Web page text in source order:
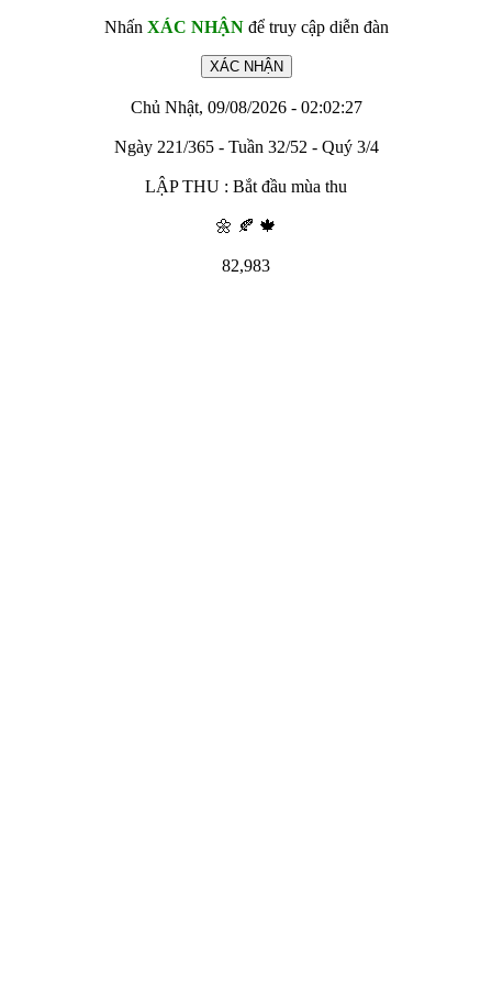
Nhấn XÁC NHẬNđể truy cập diễn đàn
Chủ Nhật, 09/08/2026 - 02:02:27
Ngày 221/365 - Tuần 32/52 - Quý 3/4
LẬP THU : Bắt đầu mùa thu
🌼 🍂 🍁
82,983